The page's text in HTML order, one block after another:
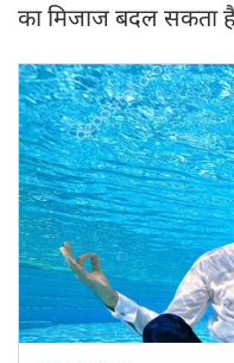
का मिजाज बदल सकता